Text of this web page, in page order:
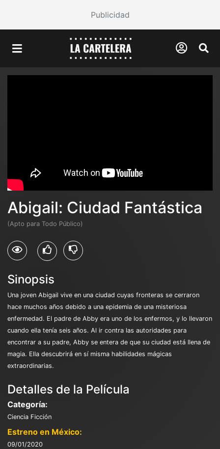
Publicidad
Abigail: Ciudad Fantástica
(Apto para Todo Público)
Sinopsis
Una joven Abigail vive en una ciudad cuyas fronteras se cerraron
hace muchos años debido a una epidemia de una misteriosa
enfermedad. El padre de Abby era uno de los enfermos, y lo llevaron
cuando ella tenía seis años. Al ir contra las autoridades para
encontrar a su padre, Abby se entera de que su ciudad está llena de
magia. Ella descubrirá en sí misma habilidades mágicas
extraordinarias.
Detalles de la Película
Categoría:
Ciencia Ficción
Estreno en México:
09/01/2020